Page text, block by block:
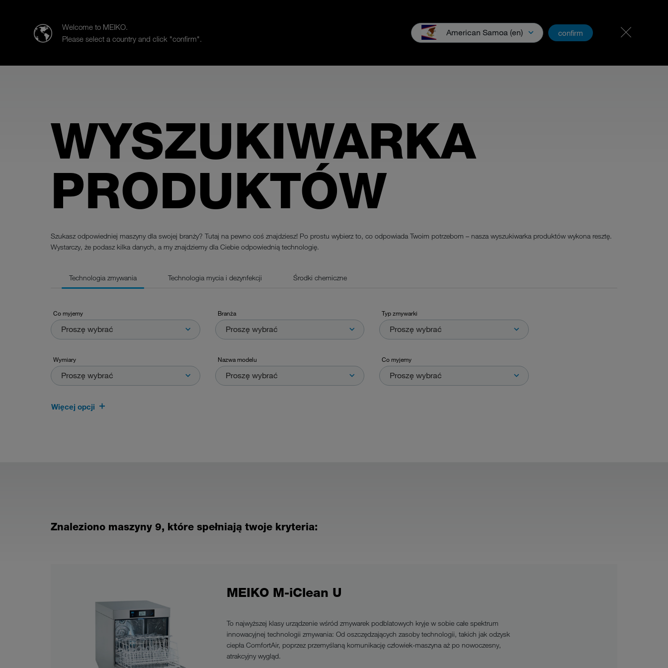
Welcome to MEIKO.
Please select a country and click "confirm".
American Samoa (en) confirm
WYSZUKIWARKA
PRODUKTÓW
Szukasz odpowiedniej maszyny dla swojej branży? Tutaj na pewno coś znajdziesz! Po prostu wybierz to, co odpowiada Twoim potrzebom – nasza wyszukiwarka produktów wykona resztę.
Wystarczy, że podasz kilka danych, a my znajdziemy dla Ciebie odpowiednią technologię.
Technologia zmywania Technologia mycia i dezynfekcji Środki chemiczne
Co myjemy
Proszę wybrać
Branża
Proszę wybrać
Typ zmywarki
Proszę wybrać
Wymiary
Proszę wybrać
Nazwa modelu
Proszę wybrać
Co myjemy
Proszę wybrać
Więcej opcji
Znaleziono maszyny 9, które spełniają twoje kryteria:
MEIKO M-iClean U
To najwyższej klasy urządzenie wśród zmywarek podblatowych kryje w sobie całe spektrum
innowacyjnej technologii zmywania: Od oszczędzających zasoby technologii, takich jak odzysk
ciepła ComfortAir, poprzez przemyślaną komunikację człowiek-maszyna aż po nowoczesny,
atrakcyjny wygląd.